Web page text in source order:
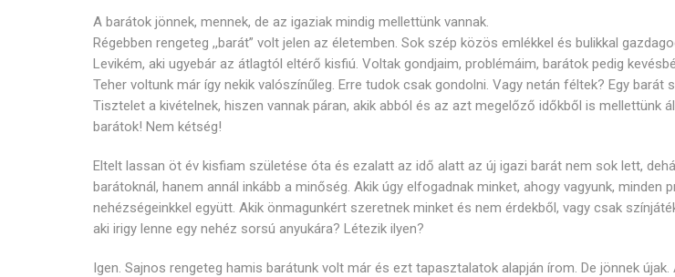
A barátok jönnek, mennek, de az igaziak mindig mellettünk vannak.
Régebben rengeteg ,,barát” volt jelen az életemben. Sok szép közös emlékkel és bulikkal
Levikém, aki ugyebár az átlagtól eltérő kisfiú. Voltak gondjaim, problémáim, barátok pedig
Teher voltunk már így nekik valószínűleg. Erre tudok csak gondolni. Vagy netán féltek? Egy barát
Tisztelet a kivételnek, hiszen vannak páran, akik abból és az azt megelőző időkből is mellettünk
barátok! Nem kétség!
Eltelt lassan öt év kisfiam születése óta és ezalatt az idő alatt az új igazi barát nem sok lett,
barátoknál, hanem annál inkább a minőség. Akik úgy elfogadnak minket, ahogy vagyunk, minden
nehézségeinkkel együtt. Akik önmagunkért szeretnek minket és nem érdekből, vagy csak
aki irigy lenne egy nehéz sorsú anyukára? Létezik ilyen?
Igen. Sajnos rengeteg hamis barátunk volt már és ezt tapasztalatok alapján írom. De jönnek újak.